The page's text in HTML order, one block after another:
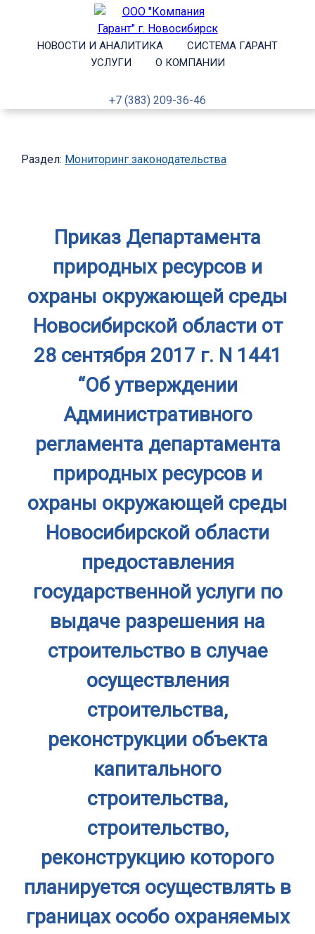
НОВОСТИ И АНАЛИТИКА
СИСТЕМА ГАРАНТ
УСЛУГИ
О КОМПАНИИ
+7 (383) 209-36-46
Раздел: Мониторинг законодательства
Приказ Департамента
природных ресурсов и
охраны окружающей среды
Новосибирской области от
28 сентября 2017 г. N 1441
“Об утверждении
Административного
регламента департамента
природных ресурсов и
охраны окружающей среды
Новосибирской области
предоставления
государственной услуги по
выдаче разрешения на
строительство в случае
осуществления
строительства,
реконструкции объекта
капитального
строительства,
строительство,
реконструкцию которого
планируется осуществлять в
границах особо охраняемых